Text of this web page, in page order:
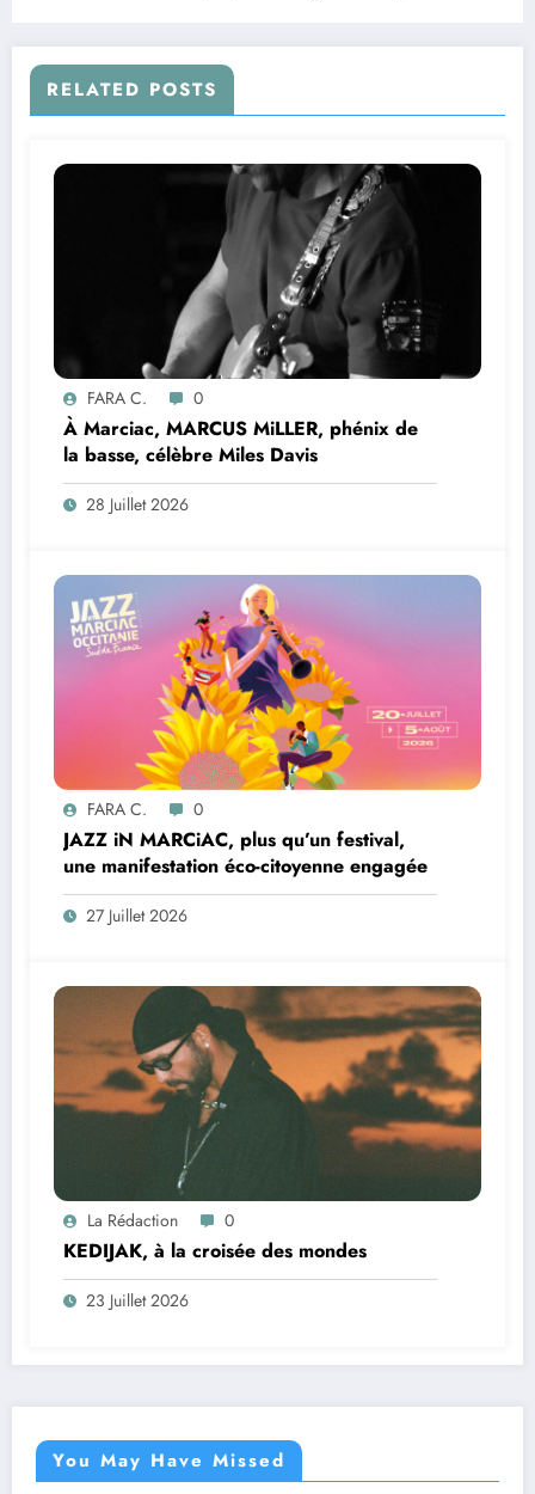
RELATED POSTS
FARA C. 0
À Marciac, MARCUS MiLLER, phénix de
la basse, célèbre Miles Davis
28 Juillet 2026
FARA C. 0
JAZZ iN MARCiAC, plus qu’un festival,
une manifestation éco-citoyenne engagée
27 Juillet 2026
La Rédaction 0
KEDIJAK, à la croisée des mondes
23 Juillet 2026
You May Have Missed